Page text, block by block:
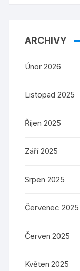
ARCHIVY
Únor 2026
Listopad 2025
Říjen 2025
Září 2025
Srpen 2025
Červenec 2025
Červen 2025
Květen 2025